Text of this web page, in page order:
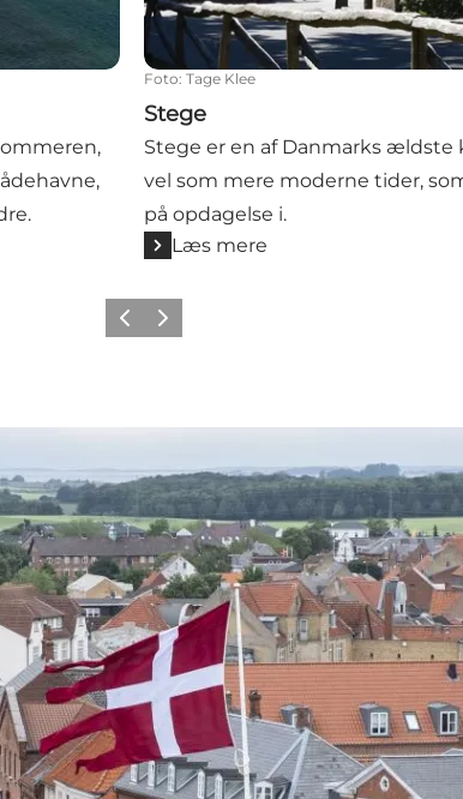
Foto: Tage Klee
Stege
Stege er en af Danmarks
vel som mere moderne tider,
på opdagelse i.
Læs mere
ForrigeNæste